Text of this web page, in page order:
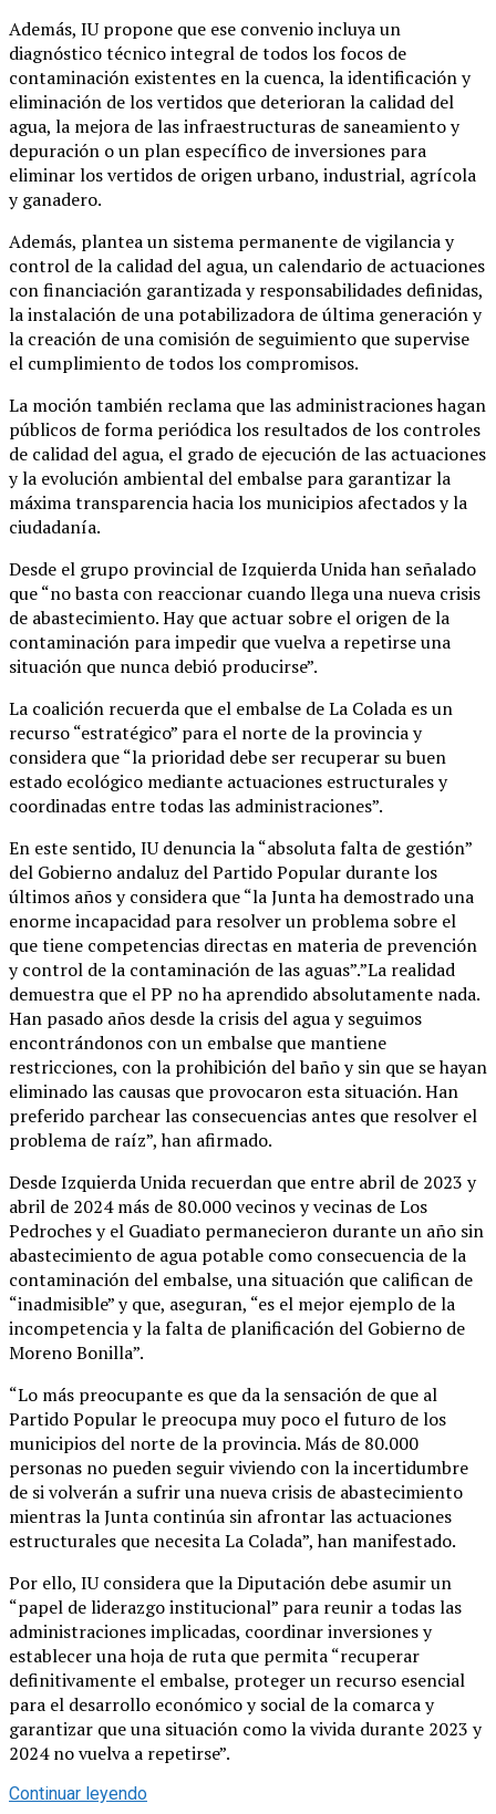
Además, IU propone que ese convenio incluya un
diagnóstico técnico integral de todos los focos de
contaminación existentes en la cuenca, la identificación y
eliminación de los vertidos que deterioran la calidad del
agua, la mejora de las infraestructuras de saneamiento y
depuración o un plan específico de inversiones para
eliminar los vertidos de origen urbano, industrial, agrícola
y ganadero.
Además, plantea un sistema permanente de vigilancia y
control de la calidad del agua, un calendario de actuaciones
con financiación garantizada y responsabilidades definidas,
la instalación de una potabilizadora de última generación y
la creación de una comisión de seguimiento que supervise
el cumplimiento de todos los compromisos.
La moción también reclama que las administraciones hagan
públicos de forma periódica los resultados de los controles
de calidad del agua, el grado de ejecución de las actuaciones
y la evolución ambiental del embalse para garantizar la
máxima transparencia hacia los municipios afectados y la
ciudadanía.
Desde el grupo provincial de Izquierda Unida han señalado
que “no basta con reaccionar cuando llega una nueva crisis
de abastecimiento. Hay que actuar sobre el origen de la
contaminación para impedir que vuelva a repetirse una
situación que nunca debió producirse”.
La coalición recuerda que el embalse de La Colada es un
recurso “estratégico” para el norte de la provincia y
considera que “la prioridad debe ser recuperar su buen
estado ecológico mediante actuaciones estructurales y
coordinadas entre todas las administraciones”.
En este sentido, IU denuncia la “absoluta falta de gestión”
del Gobierno andaluz del Partido Popular durante los
últimos años y considera que “la Junta ha demostrado una
enorme incapacidad para resolver un problema sobre el
que tiene competencias directas en materia de prevención
y control de la contaminación de las aguas”.”La realidad
demuestra que el PP no ha aprendido absolutamente nada.
Han pasado años desde la crisis del agua y seguimos
encontrándonos con un embalse que mantiene
restricciones, con la prohibición del baño y sin que se hayan
eliminado las causas que provocaron esta situación. Han
preferido parchear las consecuencias antes que resolver el
problema de raíz”, han afirmado.
Desde Izquierda Unida recuerdan que entre abril de 2023 y
abril de 2024 más de 80.000 vecinos y vecinas de Los
Pedroches y el Guadiato permanecieron durante un año sin
abastecimiento de agua potable como consecuencia de la
contaminación del embalse, una situación que califican de
“inadmisible” y que, aseguran, “es el mejor ejemplo de la
incompetencia y la falta de planificación del Gobierno de
Moreno Bonilla”.
“Lo más preocupante es que da la sensación de que al
Partido Popular le preocupa muy poco el futuro de los
municipios del norte de la provincia. Más de 80.000
personas no pueden seguir viviendo con la incertidumbre
de si volverán a sufrir una nueva crisis de abastecimiento
mientras la Junta continúa sin afrontar las actuaciones
estructurales que necesita La Colada”, han manifestado.
Por ello, IU considera que la Diputación debe asumir un
“papel de liderazgo institucional” para reunir a todas las
administraciones implicadas, coordinar inversiones y
establecer una hoja de ruta que permita “recuperar
definitivamente el embalse, proteger un recurso esencial
para el desarrollo económico y social de la comarca y
garantizar que una situación como la vivida durante 2023 y
2024 no vuelva a repetirse”.
Continuar leyendo